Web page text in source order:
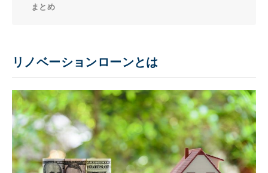
まとめ
リノベーションローンとは